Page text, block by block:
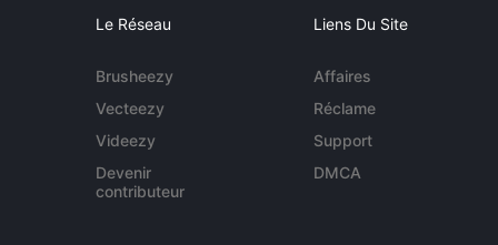
Le Réseau
Brusheezy
Vecteezy
Videezy
Devenir
contributeur
Liens Du Site
Affaires
Réclame
Support
DMCA